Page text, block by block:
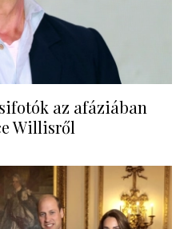
az afáziában
Willisről